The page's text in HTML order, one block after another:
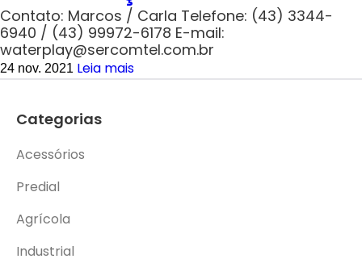
Contato: Marcos / Carla Telefone: (43) 3344-
6940 / (43) 99972-6178 E-mail:
waterplay@sercomtel.com.br
24 nov. 2021 Leia mais
Categorias
Acessórios
Predial
Agrícola
Industrial